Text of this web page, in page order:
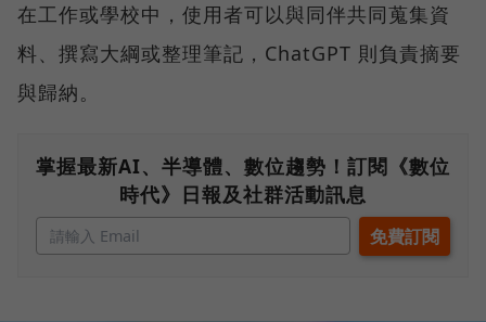
在工作或學校中，使用者可以與同伴共同蒐集資
料、撰寫大綱或整理筆記，ChatGPT 則負責摘要
與歸納。
掌握最新AI、半導體、數位趨勢！訂閱《數位
時代》日報及社群活動訊息